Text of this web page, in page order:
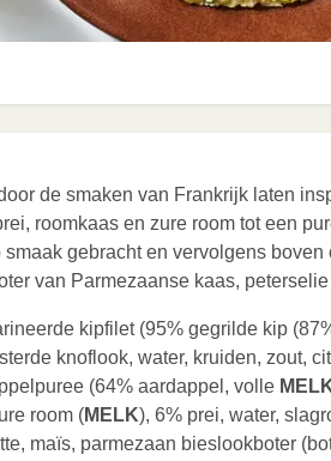
de smaken van Frankrijk laten
roomkaas en zure room tot een
gebracht en vervolgens
van Parmezaanse kaas,
kipfilet (95% gegrilde kip
knoflook, water, kruiden, zout,
(64% aardappel, volle
room (MELK), 6% prei, water,
maïs, parmezaan bieslookboter